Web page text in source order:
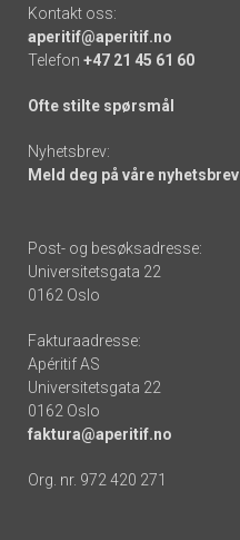
Kontakt oss:
aperitif@aperitif.no
Telefon +47 21 45 61 60
Ofte stilte spørsmål
Nyhetsbrev:
Meld deg på våre nyhetsbrev
Post- og besøksadresse:
Universitetsgata 22
0162 Oslo
Fakturaadresse:
Apéritif AS
Universitetsgata 22
0162 Oslo
faktura@aperitif.no
Org. nr. 972 420 271